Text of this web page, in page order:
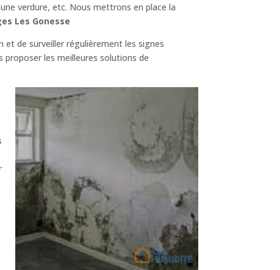
verdure, etc. Nous mettrons en place la
Les Gonesse
de surveiller régulièrement les signes
proposer les meilleures solutions de